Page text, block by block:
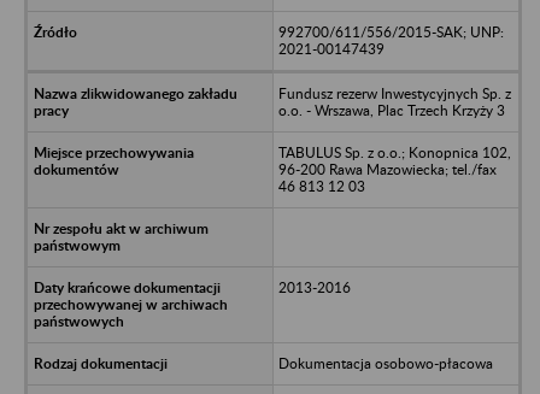
992700/611/556/2015-SAK; UNP:
2021-00147439
Fundusz rezerw Inwestycyjnych Sp. z
o.o. - Wrszawa, Plac Trzech Krzyży 3
TABULUS Sp. z o.o.; Konopnica 102,
96-200 Rawa Mazowiecka; tel./fax
46 813 12 03
2013-2016
Dokumentacja osobowo-płacowa